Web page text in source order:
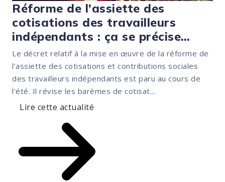
Réforme de l’assiette des
cotisations des travailleurs
indépendants : ça se précise…
Le décret relatif à la mise en œuvre de la réforme de
l’assiette des cotisations et contributions sociales
des travailleurs indépendants est paru au cours de
l’été. Il révise les barèmes de cotisat...
Lire cette actualité